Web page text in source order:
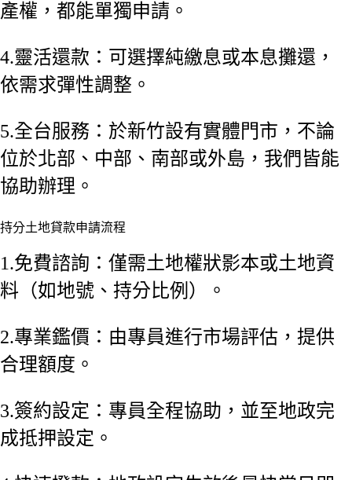
產權，都能單獨申請。
4.靈活還款：可選擇純繳息或本息攤還，
依需求彈性調整。
5.全台服務：於新竹設有實體門市，不論
位於北部、中部、南部或外島，我們皆能
協助辦理。
持分土地貸款申請流程
1.免費諮詢：僅需土地權狀影本或土地資
料（如地號、持分比例）。
2.專業鑑價：由專員進行市場評估，提供
合理額度。
3.簽約設定：專員全程協助，並至地政完
成抵押設定。